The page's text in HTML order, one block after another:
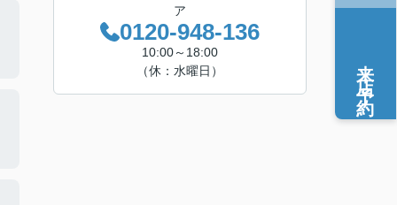
ア
0120-948-136
10:00～18:00
（休：水曜日）
来店予約